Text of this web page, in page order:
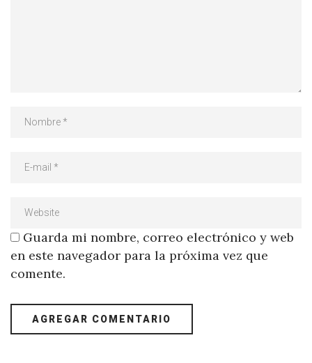
Guarda mi nombre, correo electrónico y web
en este navegador para la próxima vez que
comente.